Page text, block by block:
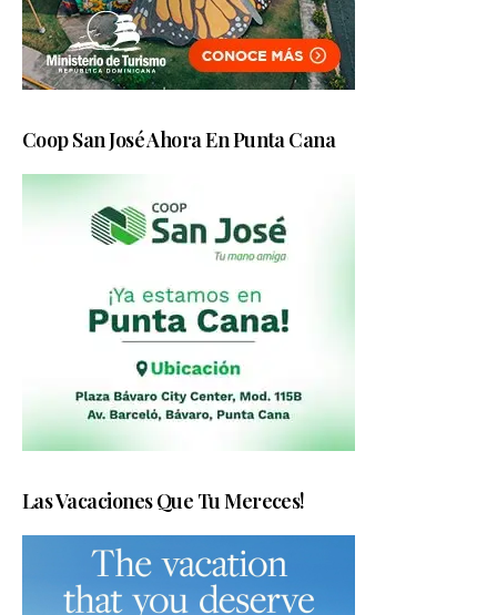
Coop San José Ahora En Punta Cana
Las Vacaciones Que Tu Mereces!